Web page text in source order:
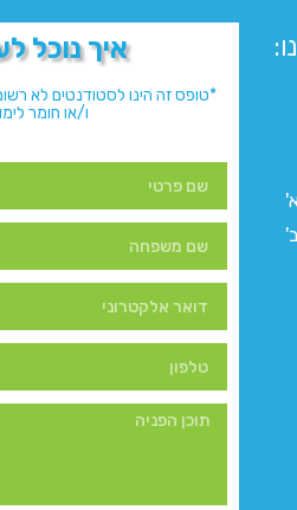
איך נוכל
*טופס זה הינו לסטודנטים לא
ו/או חומר